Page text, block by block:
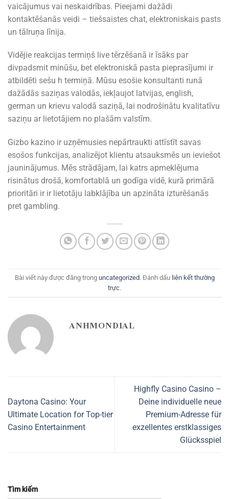
vaicājumus vai neskaidrības. Pieejami dažādi
kontaktēšanās veidi – tiešsaistes chat, elektroniskais pasts
un tālruņa līnija.
Vidējie reakcijas termiņš live tērzēšanā ir īsāks par
divpadsmit minūšu, bet elektroniskā pasta pieprasījumi ir
atbildēti sešu h termiņā. Mūsu esošie konsultanti runā
dažādās saziņas valodās, iekļaujot latvijas, english,
german un krievu valodā saziņā, lai nodrošinātu kvalitatīvu
saziņu ar lietotājiem no plašām valstīm.
Gizbo kazino ir uzņēmusies nepārtraukti attīstīt savas
esošos funkcijas, analizējot klientu atsauksmēs un ieviešot
jauninājumus. Mēs strādājam, lai katrs apmeklējuma
risinātus drošā, komfortablā un godīga vidē, kurā primārā
prioritāri ir ir lietotāju labklājība un apzināta izturēšanās
pret gambling.
Bài viết này được đăng trong uncategorized. Đánh dấu liên kết thường
trực.
ANHMONDIAL
Daytona Casino: Your
Ultimate Location for Top-tier
Casino Entertainment
Highfly Casino Casino –
Deine individuelle neue
Premium-Adresse für
exzellentes erstklassiges
Glücksspiel
Tìm kiếm